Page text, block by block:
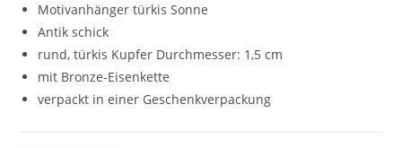
Motivanhänger türkis Sonne
Antik schick
rund, türkis Kupfer Durchmesser: 1,5 cm
mit Bronze-Eisenkette
verpackt in einer Geschenkverpackung